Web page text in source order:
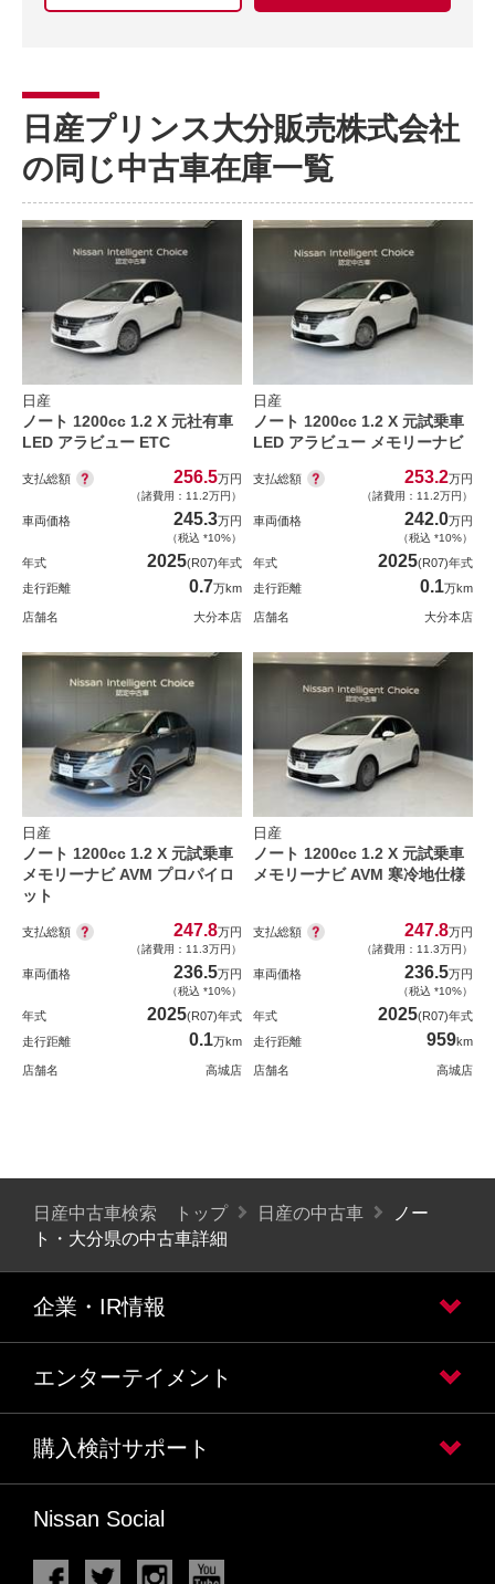
日産プリンス大分販売株式会社
の同じ中古車在庫一覧
日産
ノート 1200cc 1.2 X 元社有車
LED アラビュー ETC
支払総額 256.5万円
（諸費用：11.2万円）
車両価格 245.3万円
（税込 *10%）
年式 2025(R07)年式
走行距離
0.7万km
店舗名 大分本店
日産
ノート 1200cc 1.2 X 元試乗車
LED アラビュー メモリーナビ
支払総額 253.2万円
（諸費用：11.2万円）
車両価格 242.0万円
（税込 *10%）
年式 2025(R07)年式
走行距離
0.1万km
店舗名 大分本店
日産
ノート 1200cc 1.2 X 元試乗車
メモリーナビ AVM プロパイロ
ット
支払総額 247.8万円
（諸費用：11.3万円）
車両価格 236.5万円
（税込 *10%）
年式 2025(R07)年式
走行距離
0.1万km
店舗名 高城店
日産
ノート 1200cc 1.2 X 元試乗車
メモリーナビ AVM 寒冷地仕様
支払総額 247.8万円
（諸費用：11.3万円）
車両価格 236.5万円
（税込 *10%）
年式 2025(R07)年式
走行距離
959km
店舗名 高城店
日産中古車検索 トップ 日産の中古車
ノー
ト・大分県の中古車詳細
企業・IR情報
エンターテイメント
購入検討サポート
Nissan Social